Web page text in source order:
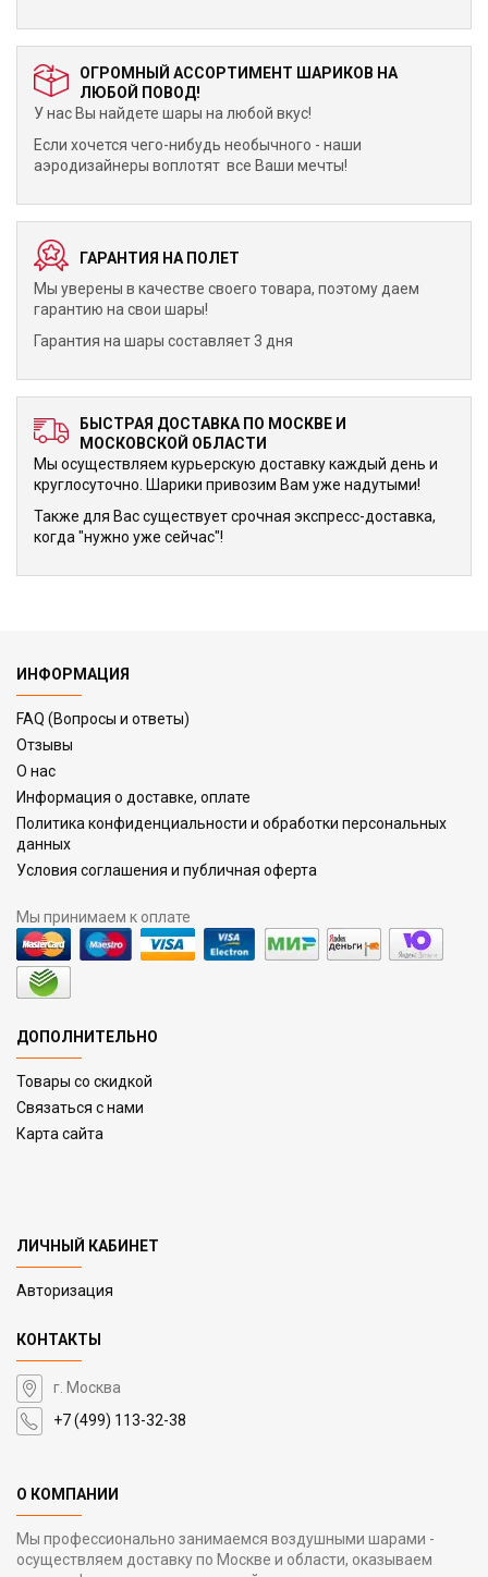
ОГРОМНЫЙ АССОРТИМЕНТ ШАРИКОВ НА
ЛЮБОЙ ПОВОД!
У нас Вы найдете шары на любой вкус!
Если хочется чего-нибудь необычного - наши
аэродизайнеры воплотят все Ваши мечты!
ГАРАНТИЯ НА ПОЛЕТ
Мы уверены в качестве своего товара, поэтому даем
гарантию на свои шары!
Гарантия на шары составляет 3 дня
БЫСТРАЯ ДОСТАВКА ПО МОСКВЕ И
МОСКОВСКОЙ ОБЛАСТИ
Мы осуществляем курьерскую доставку каждый день и
круглосуточно. Шарики привозим Вам уже надутыми!
Также для Вас существует срочная экспресс-доставка,
когда "нужно уже сейчас"!
ИНФОРМАЦИЯ
FAQ (Вопросы и ответы)
Отзывы
О нас
Информация о доставке, оплате
Политика конфиденциальности и обработки персональных
данных
Условия соглашения и публичная оферта
Мы принимаем к оплате
ДОПОЛНИТЕЛЬНО
Товары со скидкой
Связаться с нами
Карта сайта
ЛИЧНЫЙ КАБИНЕТ
Авторизация
КОНТАКТЫ
г. Москва
+7 (499) 113-32-38
О КОМПАНИИ
Мы профессионально занимаемся воздушными шарами -
осуществляем доставку по Москве и области, оказываем